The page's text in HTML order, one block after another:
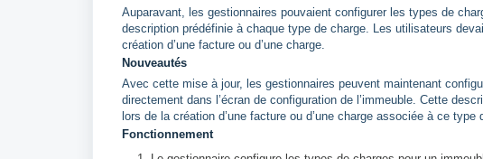
Auparavant, les gestionnaires pouvaient configurer les types de
description prédéfinie à chaque type de charge. Les utilisateurs
création d’une facture ou d’une charge.
Nouveautés
Avec cette mise à jour, les gestionnaires peuvent maintenant
directement dans l’écran de configuration de l’immeuble. Cette
lors de la création d’une facture ou d’une charge associée à ce type
Fonctionnement